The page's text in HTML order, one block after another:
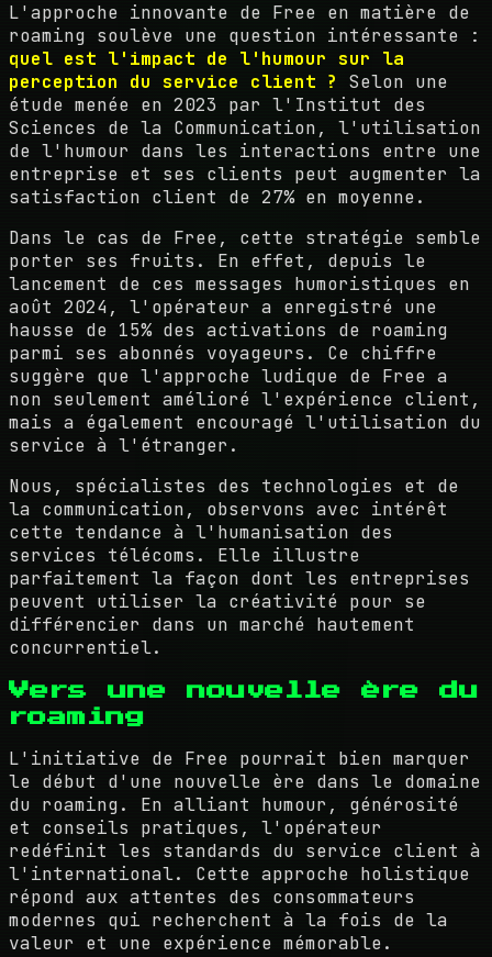
L'approche innovante de Free en matière de
roaming soulève une question intéressante :
quel est l'impact de l'humour sur la
perception du service client ?
Selon une
étude menée en 2023 par l'Institut des
Sciences de la Communication, l'utilisation
de l'humour dans les interactions entre une
entreprise et ses clients peut augmenter la
satisfaction client de 27% en moyenne.
Dans le cas de Free, cette stratégie semble
porter ses fruits. En effet, depuis le
lancement de ces messages humoristiques en
août 2024, l'opérateur a enregistré une
hausse de 15% des activations de roaming
parmi ses abonnés voyageurs. Ce chiffre
suggère que l'approche ludique de Free a
non seulement amélioré l'expérience client,
mais a également encouragé l'utilisation du
service à l'étranger.
Nous, spécialistes des technologies et de
la communication, observons avec intérêt
cette tendance à l'humanisation des
services télécoms. Elle illustre
parfaitement la façon dont les entreprises
peuvent utiliser la créativité pour se
différencier dans un marché hautement
concurrentiel.
Vers une nouvelle ère du
roaming
L'initiative de Free pourrait bien marquer
le début d'une nouvelle ère dans le domaine
du roaming. En alliant humour, générosité
et conseils pratiques, l'opérateur
redéfinit les standards du service client à
l'international. Cette approche holistique
répond aux attentes des consommateurs
modernes qui recherchent à la fois de la
valeur et une expérience mémorable.